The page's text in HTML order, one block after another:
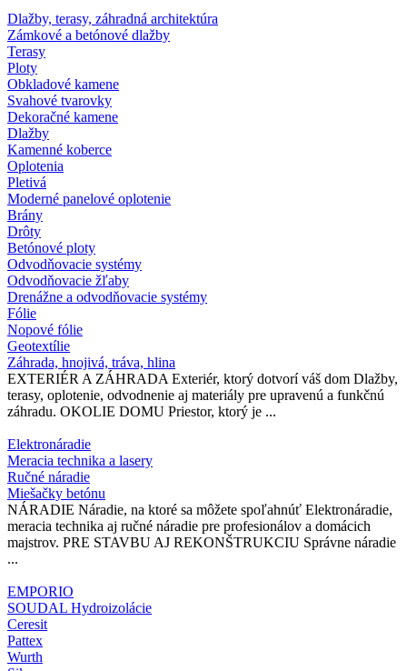
Dlažby, terasy, záhradná architektúra
Zámkové a betónové dlažby
Terasy
Ploty
Obkladové kamene
Svahové tvarovky
Dekoračné kamene
Dlažby
Kamenné koberce
Oplotenia
Pletivá
Moderné panelové oplotenie
Brány
Drôty
Betónové ploty
Odvodňovacie systémy
Odvodňovacie žľaby
Drenážne a odvodňovacie systémy
Fólie
Nopové fólie
Geotextílie
Záhrada, hnojivá, tráva, hlina
EXTERIÉR A ZÁHRADA Exteriér, ktorý dotvorí váš dom Dlažby,
terasy, oplotenie, odvodnenie aj materiály pre upravenú a funkčnú
záhradu. OKOLIE DOMU Priestor, ktorý je ...
Elektronáradie
Meracia technika a lasery
Ručné náradie
Miešačky betónu
NÁRADIE Náradie, na ktoré sa môžete spoľahnúť Elektronáradie,
meracia technika aj ručné náradie pre profesionálov a domácich
majstrov. PRE STAVBU AJ REKONŠTRUKCIU Správne náradie
...
EMPORIO
SOUDAL Hydroizolácie
Ceresit
Pattex
Wurth